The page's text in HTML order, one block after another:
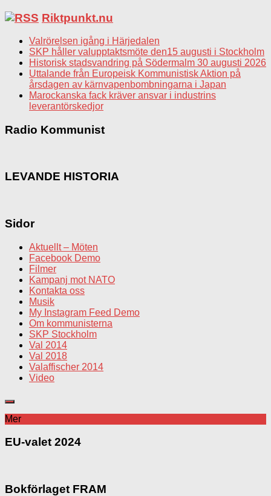
Riktpunkt.nu
Valrörelsen igång i Härjedalen
SKP håller valupptaktsmöte den15 augusti i Stockholm
Historisk stadsvandring på Södermalm 30 augusti 2026
Uttalande från Europeisk Kommunistisk Aktion på
årsdagen av kärnvapenbombningarna i Japan
Marockanska fack kräver ansvar i industrins
leverantörskedjor
Radio Kommunist
LEVANDE HISTORIA
Sidor
Aktuellt – Möten
Facebook Demo
Filmer
Kampanj mot NATO
Kontakta oss
Musik
My Instagram Feed Demo
Om kommunisterna
SKP Stockholm
Val 2014
Val 2018
Valaffischer 2014
Video
Mer
EU-valet 2024
Bokförlaget FRAM